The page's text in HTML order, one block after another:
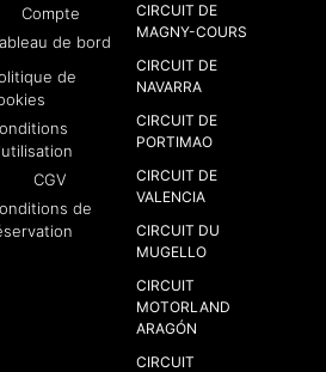
Compte
de bord
de
CGV
de
CIRCUIT DE
MAGNY-COURS
CIRCUIT DE
NAVARRA
CIRCUIT DE
PORTIMAO
CIRCUIT DE
VALENCIA
CIRCUIT DU
MUGELLO
CIRCUIT
MOTORLAND
ARAGÓN​
CIRCUIT